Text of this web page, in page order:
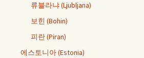
류블라냐 (Ljubljana)
보힌 (Bohin)
피란 (Piran)
에스토니아 (Estonia)